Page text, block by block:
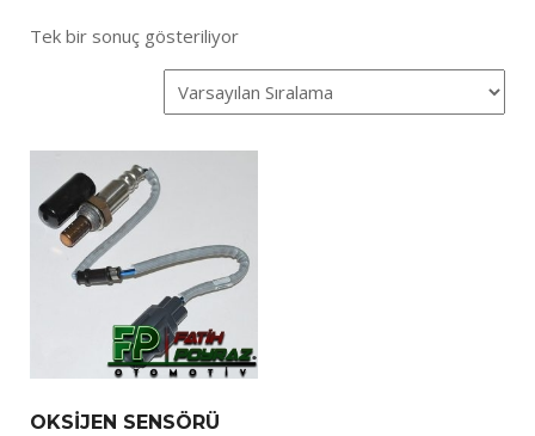
Tek bir sonuç gösteriliyor
OKSİJEN SENSÖRÜ